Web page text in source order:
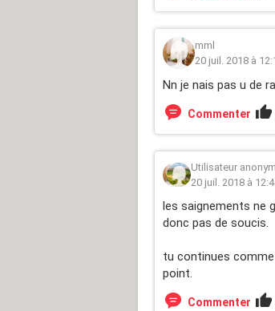
mml
20 juil. 2018 à
Nn je nais pas u de
Commenter
Utilisateur
20 juil. 2018 à
les saignements ne
donc pas de soucis.
tu continues
point.
Commenter